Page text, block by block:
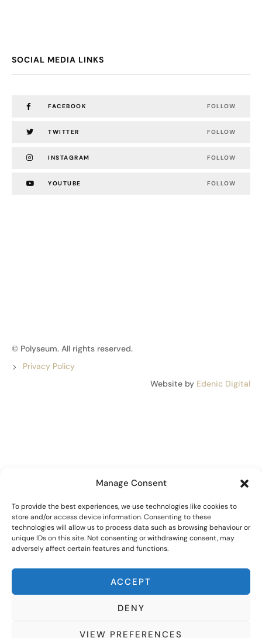
Manage Consent
To provide the best experiences, we use technologies like cookies to
store and/or access device information. Consenting to these
technologies will allow us to process data such as browsing behaviour or
unique IDs on this site. Not consenting or withdrawing consent, may
adversely affect certain features and functions.
ACCEPT
DENY
VIEW PREFERENCES
SOCIAL MEDIA LINKS
FACEBOOK FOLLOW
TWITTER FOLLOW
INSTAGRAM FOLLOW
YOUTUBE FOLLOW
© Polyseum. All rights reserved.
Privacy Policy
Website by Edenic Digital